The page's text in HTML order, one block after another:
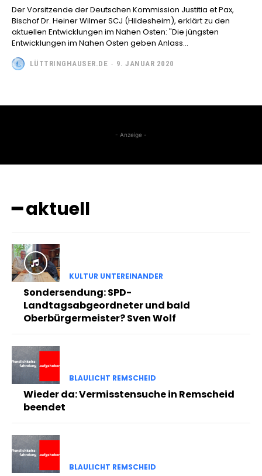
Der Vorsitzende der Deutschen Kommission Justitia et Pax,
Bischof Dr. Heiner Wilmer SCJ (Hildesheim), erklärt zu den
aktuellen Entwicklungen im Nahen Osten: "Die jüngsten
Entwicklungen im Nahen Osten geben Anlass...
LÜTTRINGHAUSER.DE - 9. JANUAR 2020
- Anzeige -
━ aktuell
KULTUR UNTEREINANDER
Sondersendung: SPD-
Landtagsabgeordneter und bald
Oberbürgermeister? Sven Wolf
BLAULICHT REMSCHEID
Wieder da: Vermisstensuche in Remscheid
beendet
BLAULICHT REMSCHEID